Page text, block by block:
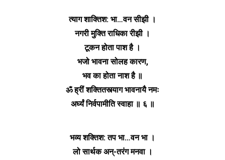
त्याग शाक्तिश: भा…वन सीझी ।
नगरी मुक्ति राधिका रीझी ।
टूकन होता पाश है ।
भजो भावना सोलह कारण,
भव का होता नाश है ॥
ॐ ह्रीं शक्तितस्त्याग भावनायै नमः
अर्घ्यं निर्वपामीति स्वाहा ॥ ६ ॥
भव्य शक्तिश: तप भा…वन भा ।
लो सार्थक अन्-तरंग मनवा ।